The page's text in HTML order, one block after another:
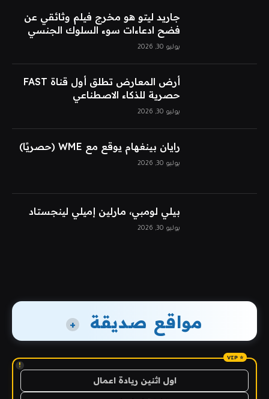
جاريد ليتو هو مخرج فيلم وثائقي عن
فضح ادعاءات سوء السلوك الجنسي
يوليو 30, 2026
أرض المعارض تطلق أول قناة FAST
حصرية للذكاء الاصطناعي
يوليو 30, 2026
رايان بينغهام يوقع مع WME (حصريًا)
يوليو 30, 2026
بيلي لومبي، مارلين إميلي لينجستاد
يوليو 30, 2026
مواقع صديقة +
!
اول اثنين ريادة اعمال